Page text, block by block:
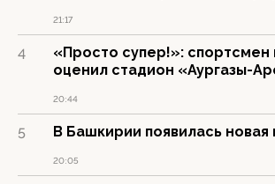
21:17
4
«Просто супер!»: спортсмен
оценил стадион «Аургазы-
20:44
5 В Башкирии появилась новая
20:05